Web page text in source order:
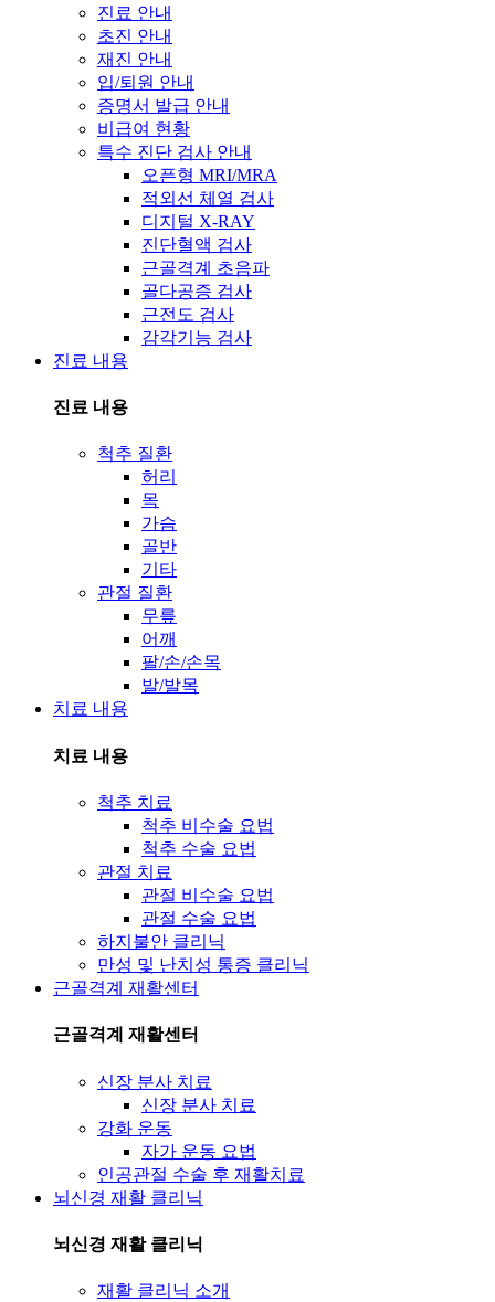
진료 안내
초진 안내
재진 안내
입/퇴원 안내
증명서 발급 안내
비급여 현황
특수 진단 검사 안내
오픈형 MRI/MRA
적외선 체열 검사
디지털 X-RAY
진단혈액 검사
근골격계 초음파
골다공증 검사
근전도 검사
감각기능 검사
진료 내용
진료 내용
척추 질환
허리
목
가슴
골반
기타
관절 질환
무릎
어깨
팔/손/손목
발/발목
치료 내용
치료 내용
척추 치료
척추 비수술 요법
척추 수술 요법
관절 치료
관절 비수술 요법
관절 수술 요법
하지불안 클리닉
만성 및 난치성 통증 클리닉
근골격계 재활센터
근골격계 재활센터
신장 분사 치료
신장 분사 치료
강화 운동
자가 운동 요법
인공관절 수술 후 재활치료
뇌신경 재활 클리닉
뇌신경 재활 클리닉
재활 클리닉 소개